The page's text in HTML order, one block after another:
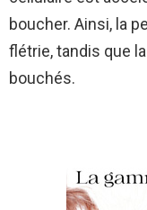
boucher. Ainsi, la
flétrie, tandis que
bouchés.